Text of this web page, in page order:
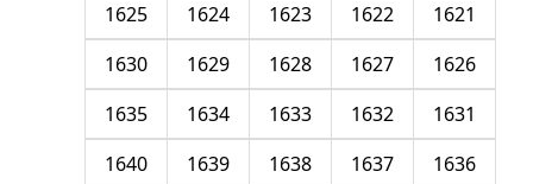
1621
1622
1623
1624
1625
1626
1627
1628
1629
1630
1631
1632
1633
1634
1635
1636
1637
1638
1639
1640